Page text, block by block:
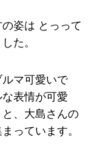
姿は とっって
た。
マ可愛いで
表情が可愛
、大島さんの
っています。